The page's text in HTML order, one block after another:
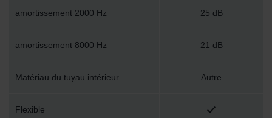
amortissement 2000 Hz 25 dB
amortissement 8000 Hz 21 dB
Matériau du tuyau intérieur Autre
Flexible